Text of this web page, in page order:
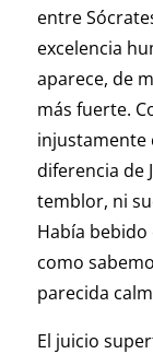
entre
excelencia
aparece, de
más fuerte.
injustamente
diferencia de
temblor, ni
Había bebido
como
parecida
El juicio